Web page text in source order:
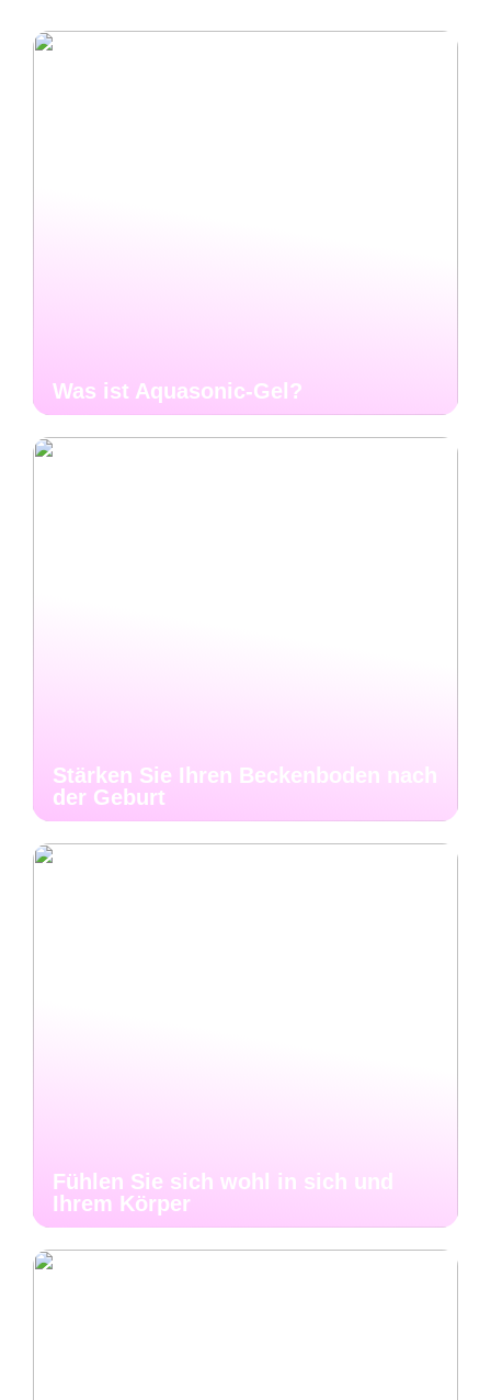
Was ist Aquasonic-Gel?
Stärken Sie Ihren Beckenboden nach
der Geburt
Fühlen Sie sich wohl in sich und
Ihrem Körper